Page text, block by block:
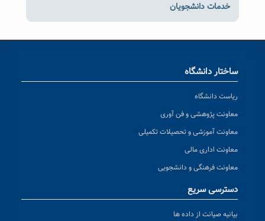
خدمات دانشجویان
ساختار دانشگاه
ریاست دانشگاه
معاونت پژوهشی و فن آوری
معاونت آموزشی و تحصیلات تکمیلی
معاونت اداری مالی
معاونت فرهنگی و دانشجویی
دسترسی سریع
بیانیه صیانت از داده ها